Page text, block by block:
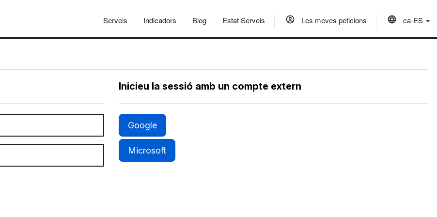
Serveis Indicadors Blog Estat Serveis Les meves peticions ca-ES
Inicieu la sessió amb un compte extern
Google
Microsoft